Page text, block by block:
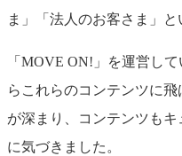
ま」「法人のお客さま」と
「MOVE ON!」を運営し
らこれらのコンテンツに
が深まり、コンテンツも
に気づきました。